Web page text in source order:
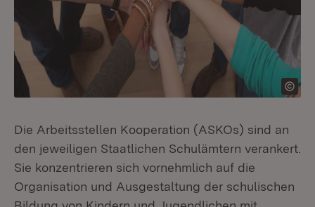
Die Arbeitsstellen Kooperation (ASKOs) sind an
den jeweiligen Staatlichen Schulämtern verankert.
Sie konzentrieren sich vornehmlich auf die
Organisation und Ausgestaltung der schulischen